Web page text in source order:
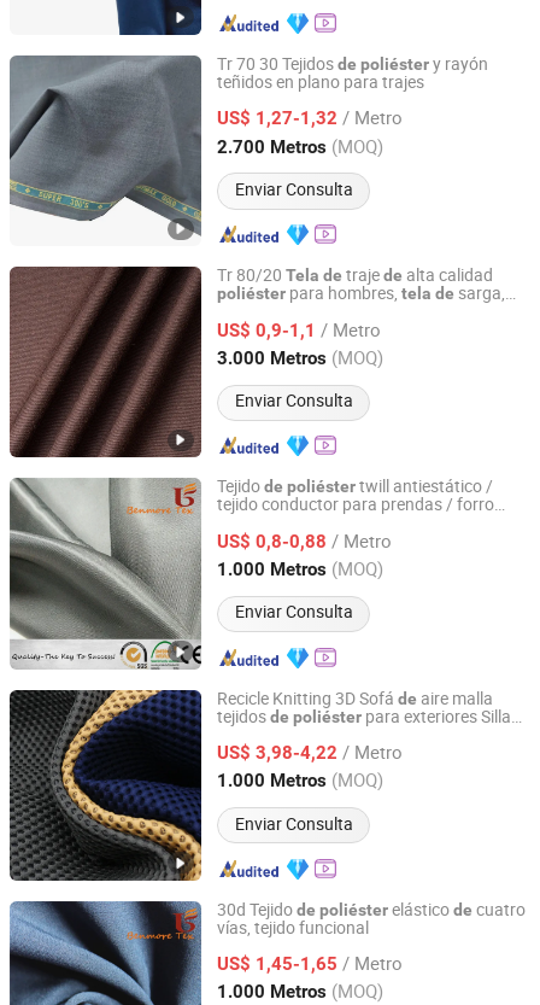
Tr 70 30 Tejidosde poliéstery rayón
teñidos en plano para trajes
US$ 1,27-1,32 / Metro
2.700 Metros (MOQ)
Enviar Consulta
Hebei Xingye Import and Export Trade Co., Ltd.
Hebei, China Desde 2025
Tr 80/20 Tela de trajede alta calidad
poliéster para hombres, tela de sarga,
para hombres
US$ 0,9-1,1 / Metro
3.000 Metros (MOQ)
Enviar Consulta
Hebei Xingye Import and Export Trade Co., Ltd.
Hebei, China Desde 2025
Tejidode poliéstertwill antiestático /
tejido conductor para prendas / forro
US$ 0,8-0,88 / Metro
1.000 Metros (MOQ)
Enviar Consulta
Wujiang Benmore Textile Imp and Exp Co., Ltd.
Jiangsu, China Desde 2012
Recicle Knitting 3D Sofá de aire malla
tejidosde poliéster para exteriores Silla
US$ 3,98-4,22 / Metro
1.000 Metros (MOQ)
Enviar Consulta
Hangzhou Ge Yi Textile Co., Ltd.
Zhejiang, China Desde 2017
30d Tejidode poliésterelásticode cuatro
vías, tejido funcional
US$ 1,45-1,65 / Metro
1.000 Metros (MOQ)
Wujiang Benmore Textile Imp and Exp Co., Ltd.
Jiangsu, China Desde 2012